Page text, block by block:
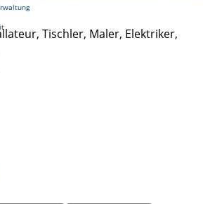
Tischler, Maler, Elektriker,